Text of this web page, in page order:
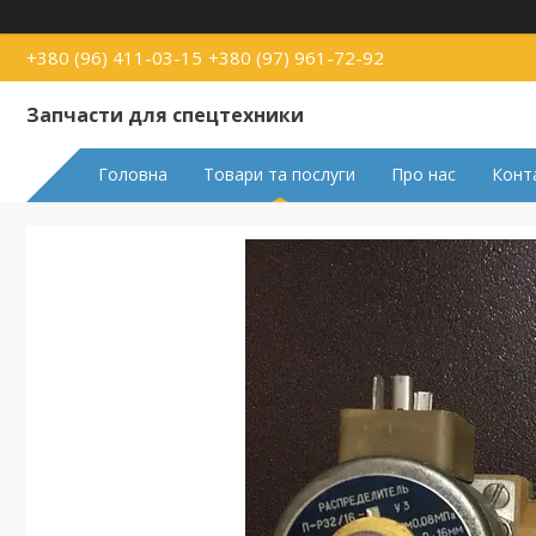
+380 (96) 411-03-15 +380 (97) 961-72-92
Запчасти для спецтехники
Головна Товари та послуги Про нас